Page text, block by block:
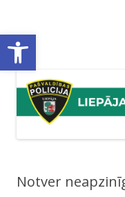
Open toolbar
Notver